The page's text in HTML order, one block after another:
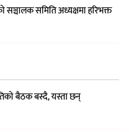
सञ्चालक समिति अध्यक्षमा हरिभक्त
बैठक बस्दै, यस्ता छन्